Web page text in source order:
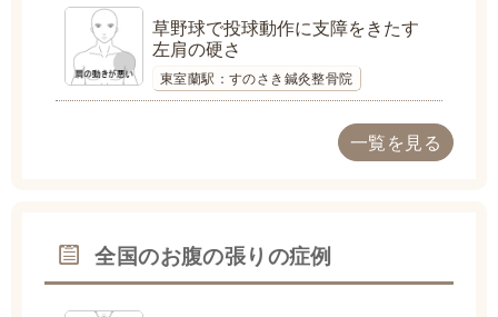
草野球で投球動作に支障をきたす
左肩の硬さ
東室蘭駅：すのさき鍼灸整骨院
一覧を見る
全国のお腹の張りの症例